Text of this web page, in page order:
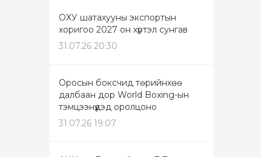
ОХУ шатахууны экспортын
хоригоо 2027 он хүртэл сунгав
31.07.26 20:30
Оросын боксчид төрийнхөө
далбаан дор World Boxing-ын
тэмцээнүүдэд оролцоно
31.07.26 19:07